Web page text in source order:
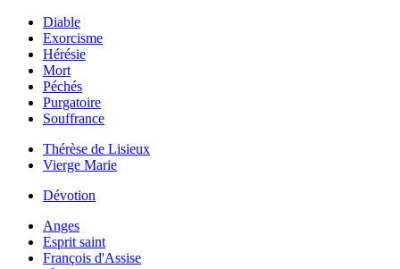
Diable
Exorcisme
Hérésie
Mort
Péchés
Purgatoire
Souffrance
Thérèse de Lisieux
Vierge Marie
Dévotion
Anges
Esprit saint
François d'Assise